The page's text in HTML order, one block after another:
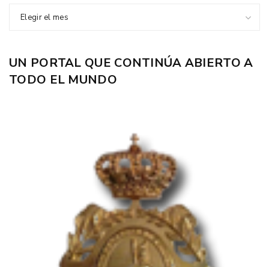
Elegir el mes
UN PORTAL QUE CONTINÚA ABIERTO A
TODO EL MUNDO